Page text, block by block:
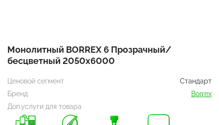
Монолитный BORREX 6 Прозрачный/
бесцветный 2050х6000
Ценовой сегмент
Стандарт
Бренд
Borrex
Доп.услуги для товара